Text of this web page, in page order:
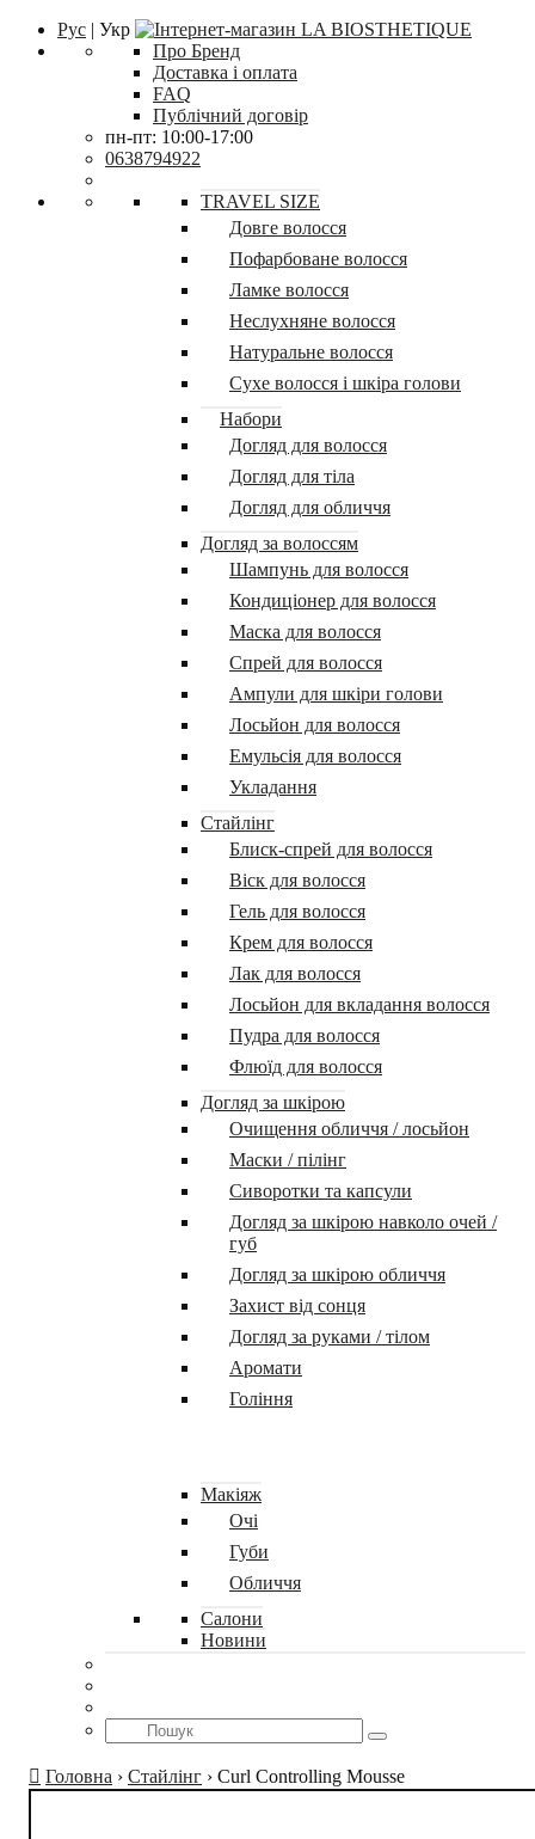
Рус | Укр
Про Бренд
Доставка і оплата
FAQ
Публічний договір
пн-пт: 10:00-17:00
0638794922
TRAVEL SIZE
Довге волосся
Пофарбоване волосся
Ламке волосся
Неслухняне волосся
Натуральне волосся
Сухе волосся і шкіра голови
Набори
Догляд для волосся
Догляд для тіла
Догляд для обличчя
Догляд за волоссям
Шампунь для волосся
Кондиціонер для волосся
Маска для волосся
Спрей для волосся
Ампули для шкіри голови
Лосьйон для волосся
Емульсія для волосся
Укладання
Стайлінг
Блиск-спрей для волосся
Віск для волосся
Гель для волосся
Крем для волосся
Лак для волосся
Лосьйон для вкладання волосся
Пудра для волосся
Флюїд для волосся
Догляд за шкірою
Очищення обличчя / лосьйон
Маски / пілінг
Сиворотки та капсули
Догляд за шкірою навколо очей /
губ
Догляд за шкірою обличчя
Захист від сонця
Догляд за руками / тілом
Аромати
Гоління
Макіяж
Очі
Губи
Обличчя
Салони
Новини
Головна › Стайлінг › Curl Controlling Mousse